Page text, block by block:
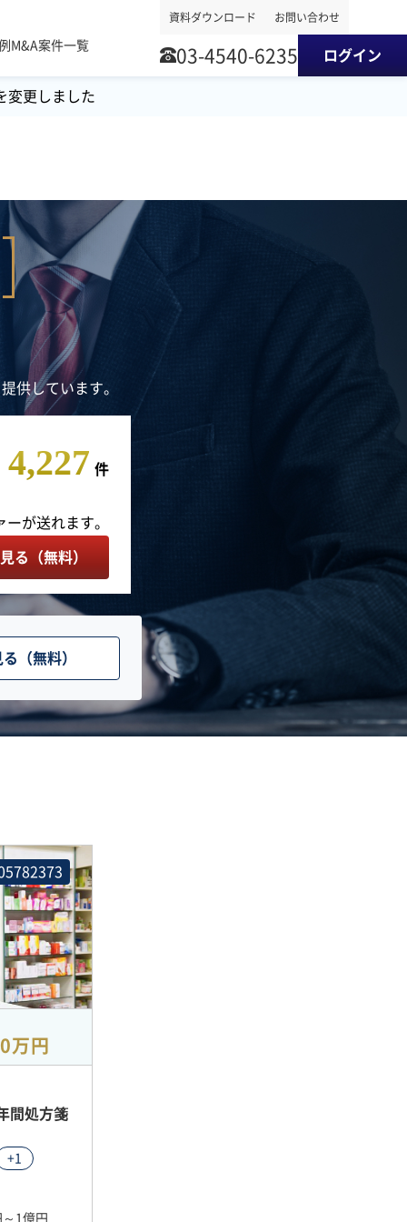
M&A案件一覧
資料ダウンロード お問い合わせ
03-4540-6235 ログイン
変更しました
供しています。
4,227 件
ーが送れます。
る（無料）
（無料）
万円
間処方箋
+1
1億円